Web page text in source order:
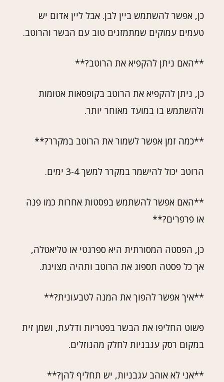
כן, אפשר להשתמש ביין לבן. אבל ליין אדום יש
טעמים עמוקים שמתמזגים טוב עם הבשר והרוטב.
**האם ניתן להקפיא את הרוטב?**
כן, ניתן להקפיא את הרוטב בקופסאות אטומות
ולהשתמש בו במועד מאוחר יותר.
**כמה זמן אפשר לשמור את הרוטב במקרר?**
הרוטב יכול להישמר במקרר למשך 3-4 ימים.
**האם אפשר להשתמש בפסטות אחרות כמו פנה
או פרפרים?**
כן, הפסטה המסורתית היא ספרגטי או טליאטלה,
אך כל פסטה תספוג את הרוטב ותהיה מצוינת.
**איך אפשר להפוך את המנה לטבעונית?**
פשוט החליפו את הבשר בפטריות ודלעת, ושמן זית
במקום רסק עגבניות לחלק מהנוזלים.
**אני לא אוהב עגבניות, יש תחליף להן?**